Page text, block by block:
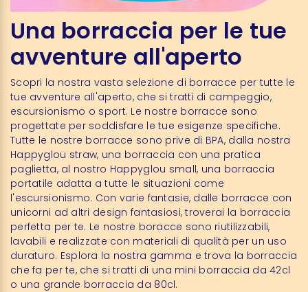
Una borraccia per le tue
avventure all'aperto
Scopri la nostra vasta selezione di borracce per tutte le
tue avventure all'aperto, che si tratti di campeggio,
escursionismo o sport. Le nostre borracce sono
progettate per soddisfare le tue esigenze specifiche.
Tutte le nostre borracce sono prive di BPA, dalla nostra
Happyglou straw, una borraccia con una pratica
paglietta, al nostro Happyglou small, una borraccia
portatile adatta a tutte le situazioni come
l'escursionismo. Con varie fantasie, dalle borracce con
unicorni ad altri design fantasiosi, troverai la borraccia
perfetta per te. Le nostre boracce sono riutilizzabili,
lavabili e realizzate con materiali di qualità per un uso
duraturo. Esplora la nostra gamma e trova la borraccia
che fa per te, che si tratti di una mini borraccia da 42cl
o una grande borraccia da 80cl.